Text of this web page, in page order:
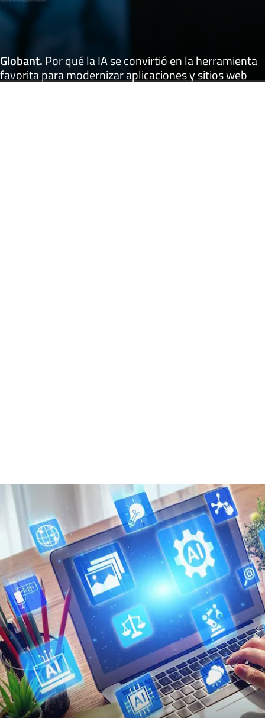
Globant.Por qué la IA se convirtió en la herramienta
favorita para modernizar aplicaciones y sitios web